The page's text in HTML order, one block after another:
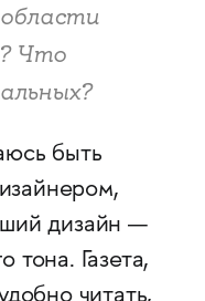
Что
быть
дизайн —
тона. Газета,